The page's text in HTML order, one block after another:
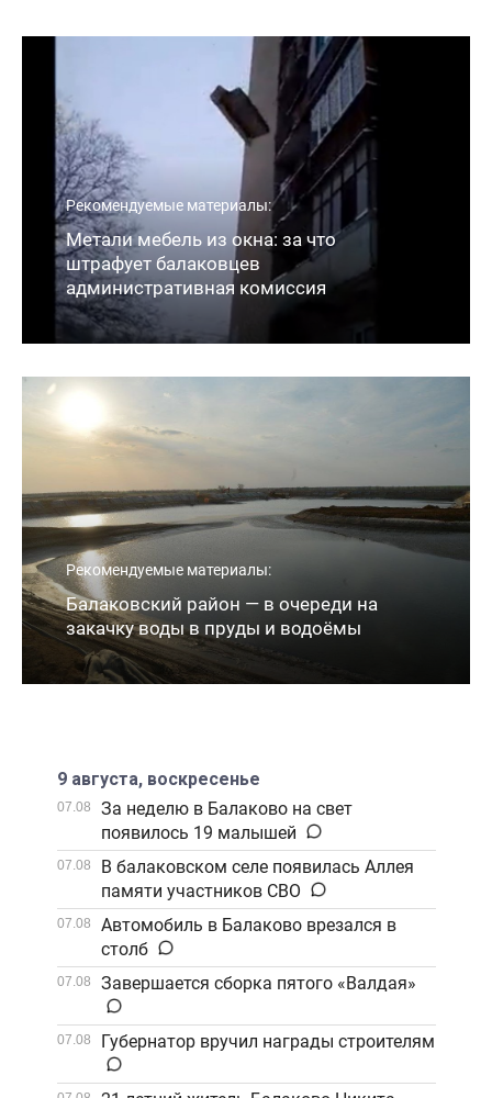
Рекомендуемые материалы:
Метали мебель из окна: за что
штрафует балаковцев
административная комиссия
Рекомендуемые материалы:
Балаковский район — в очереди на
закачку воды в пруды и водоёмы
9 августа, воскресенье
07.08
За неделю в Балаково на свет
появилось 19 малышей
07.08
В балаковском селе появилась Аллея
памяти участников СВО
07.08
Автомобиль в Балаково врезался в
столб
07.08 Завершается сборка пятого «Валдая»
07.08 Губернатор вручил награды строителям